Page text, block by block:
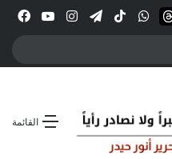
انستقرامتيلقرام‫TikTokواتسابthreads
القائمة